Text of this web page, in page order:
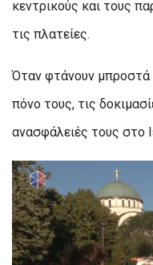
κεντρικούς και τους
τις πλατείες.
Όταν φτάνουν μπροστά
πόνο τους, τις
ανασφάλειές τους στο